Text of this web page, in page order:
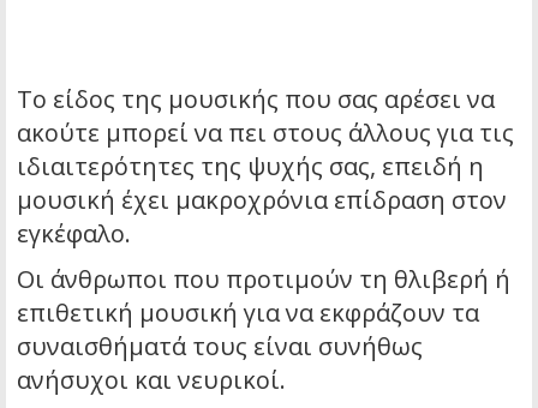
Το είδος της μουσικής που σας αρέσει να
ακούτε μπορεί να πει στους άλλους για τις
ιδιαιτερότητες της ψυχής σας, επειδή η
μουσική έχει μακροχρόνια επίδραση στον
εγκέφαλο.
Οι άνθρωποι που προτιμούν τη θλιβερή ή
επιθετική μουσική για να εκφράζουν τα
συναισθήματά τους είναι συνήθως
ανήσυχοι και νευρικοί.